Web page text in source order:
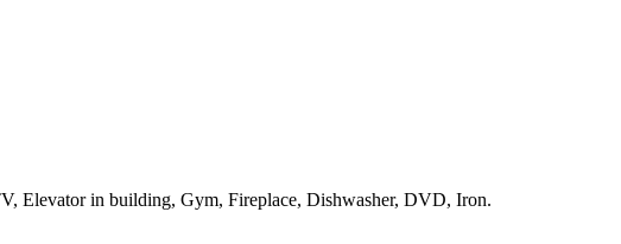
Elevator in building, Gym, Fireplace, Dishwasher, DVD, Iron.